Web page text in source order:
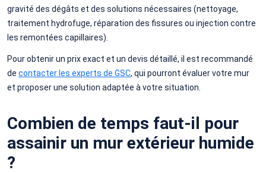
gravité des dégâts et des solutions nécessaires (nettoyage,
traitement hydrofuge, réparation des fissures ou injection contre
les remontées capillaires).
Pour obtenir un prix exact et un devis détaillé, il est recommandé
de contacter les experts de GSC, qui pourront évaluer votre mur
et proposer une solution adaptée à votre situation.
Combien de temps faut-il pour
assainir un mur extérieur humide
?